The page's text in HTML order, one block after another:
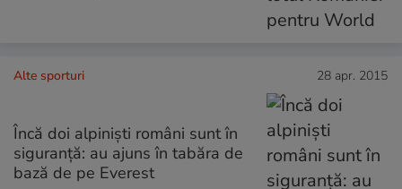
Alte sporturi 28 apr. 2015
Încă doi alpiniști români sunt în
siguranță: au ajuns în tabăra de
bază de pe Everest